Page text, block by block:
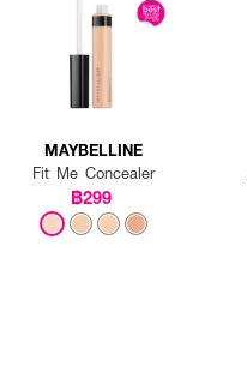
MAYBELLINE
Fit Me Concealer
฿299